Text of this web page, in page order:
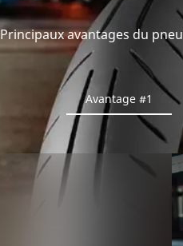
Principaux avantages du pneu
Avantage #1